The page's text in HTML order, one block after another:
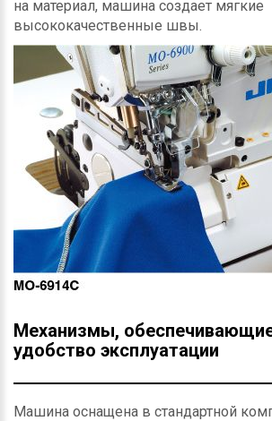
на материал, машина создает мягкие
высококачественные швы.
Механизмы,
удобство эксплуатации
Машина оснащена в стандартной